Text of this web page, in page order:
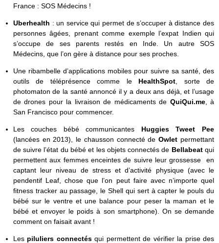
France : SOS Médecins !
Uberhealth : un service qui permet de s’occuper à distance des
personnes âgées, prenant comme exemple l’expat Indien qui
s’occupe de ses parents restés en Inde. Un autre SOS
Médecins, que l’on gère à distance pour ses proches.
Une ribambelle d’applications mobiles pour suivre sa santé, des
outils de téléprésence comme le HealthSpot , sorte de
photomaton de la santé annoncé il y a deux ans déjà, et l’usage
de drones pour la livraison de médicaments de QuiQui.me, à
San Francisco pour commencer.
Les couches bébé communicantes Huggies Tweet Pee
(lancées en 2013), le chausson connecté deOwlet permettant
de suivre l’état du bébé et les objets connectés de Bellabeatqui
permettent aux femmes enceintes de suivre leur grossesse en
captant leur niveau de stress et d’activité physique (avec le
pendentif Leaf, chose que l’on peut faire avec n’importe quel
fitness tracker au passage, le Shell qui sert à capter le pouls du
bébé sur le ventre et une balance pour peser la maman et le
bébé et envoyer le poids à son smartphone). On se demande
comment on faisait avant !
Les piluliers connectésqui permettent de vérifier la prise des